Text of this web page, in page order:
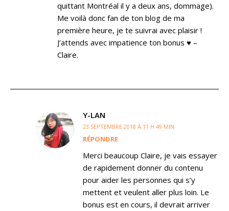
quittant Montréal il y a deux ans, dommage).
Me voilà donc fan de ton blog de ma
première heure, je te suivrai avec plaisir !
J’attends avec impatience ton bonus ♥ –
Claire.
Y-LAN
23 SEPTEMBRE 2018 À 11 H 49 MIN
RÉPONDRE
Merci beaucoup Claire, je vais essayer
de rapidement donner du contenu
pour aider les personnes qui s’y
mettent et veulent aller plus loin. Le
bonus est en cours, il devrait arriver